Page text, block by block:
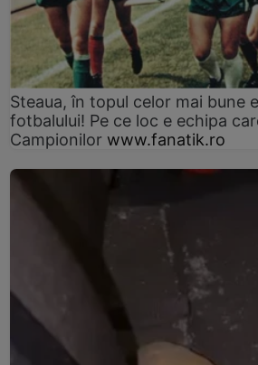
Steaua, în topul celor mai bune
fotbalului! Pe ce loc e echipa
Campionilor www.fanatik.ro